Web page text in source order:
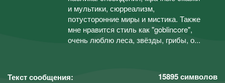
и мультики, сюрреализм,
потусторонние миры и мистика. Также
мне нравится стиль как "goblincore",
очень люблю леса, звёзды, грибы, о...
Текст сообщения: 15895символов